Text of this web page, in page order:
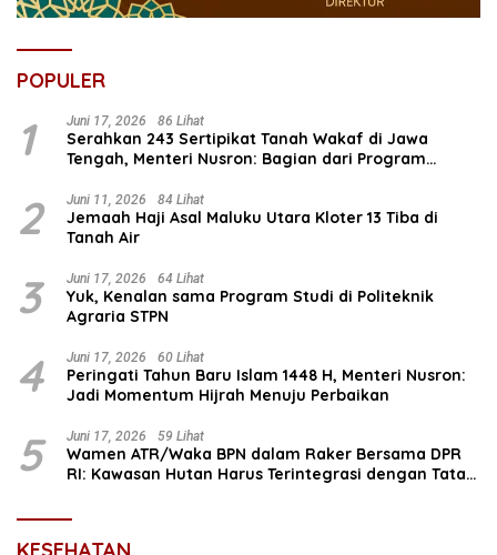
POPULER
1 Juni 17, 2026 86 Lihat
Serahkan 243 Sertipikat Tanah Wakaf di Jawa
Tengah, Menteri Nusron: Bagian dari Program
Umat
2 Juni 11, 2026 84 Lihat
Jemaah Haji Asal Maluku Utara Kloter 13 Tiba di
Tanah Air
3 Juni 17, 2026 64 Lihat
Yuk, Kenalan sama Program Studi di Politeknik
Agraria STPN
4 Juni 17, 2026 60 Lihat
Peringati Tahun Baru Islam 1448 H, Menteri Nusron:
Jadi Momentum Hijrah Menuju Perbaikan
5 Juni 17, 2026 59 Lihat
Wamen ATR/Waka BPN dalam Raker Bersama DPR
RI: Kawasan Hutan Harus Terintegrasi dengan Tata
KESEHATAN